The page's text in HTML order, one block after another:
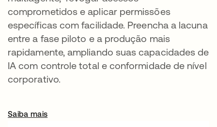
comprometidos e aplicar permissões
específicas com facilidade. Preencha a lacuna
entre a fase piloto e a produção mais
rapidamente, ampliando suas capacidades de
IA com controle total e conformidade de nível
corporativo.
Saiba mais